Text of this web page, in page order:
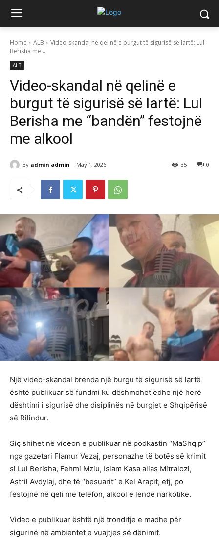
Home ALB
Video-skandal në qelinë e burgut të sigurisë së lartë: Lul
Berisha me...
ALB
Video-skandal në qelinë e
burgut të sigurisë së lartë: Lul
Berisha me “bandën” festojnë
me alkool
By admin admin May 1, 2026 0
35
Një video-skandal brenda një burgu të sigurisë së lartë
është publikuar së fundmi ku dëshmohet edhe një herë
dështimi i sigurisë dhe disiplinës në burgjet e Shqipërisë
së Rilindur.
Siç shihet në videon e publikuar në podkastin “MaShqip”
nga gazetari Flamur Vezaj, personazhe të botës së krimit
si Lul Berisha, Fehmi Mziu, Islam Kasa alias Mitralozi,
Astril Avdylaj, dhe të “besuarit” e Kel Arapit, etj, po
festojnë në qeli me telefon, alkool e lëndë narkotike.
Video e publikuar është një tronditje e madhe për
sigurinë në ambientet e vuajtjes së dënimit.